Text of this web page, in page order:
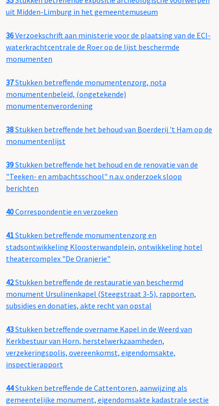
uit Midden-Limburg in het gemeentemuseum
36Verzoekschrift aan ministerie voor de plaatsing van de ECI-
waterkrachtcentrale de Roer op de lijst beschermde
monumenten
37Stukken betreffende monumentenzorg, nota
monumentenbeleid, (ongetekende)
monumentenverordening
38Stukken betreffende het behoud van Boerderij 't Ham op de
monumentenlijst
39Stukken betreffende het behoud en de renovatie van de
"Teeken- en ambachtsschool" n.a.v. onderzoek sloop
berichten
40Correspondentie en verzoeken
41Stukken betreffende monumentenzorg en
stadsontwikkeling Kloosterwandplein, ontwikkeling hotel
theatercomplex "De Oranjerie"
42Stukken betreffende de restauratie van beschermd
monument Ursulinenkapel (Steegstraat 3-5), rapporten,
subsidies en donaties, akte recht van opstal
43Stukken betreffende overname Kapel in de Weerd van
Kerkbestuur van Horn, herstelwerkzaamheden,
verzekeringspolis, overeenkomst, eigendomsakte,
inspectierapport
44Stukken betreffende de Cattentoren, aanwijzing als
gemeentelijke monument, eigendomsakte kadastrale sectie